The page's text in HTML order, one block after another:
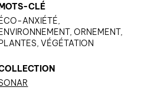
CLÉ
ANXIÉTÉ,
ORNEMENT,
VÉGÉTATION